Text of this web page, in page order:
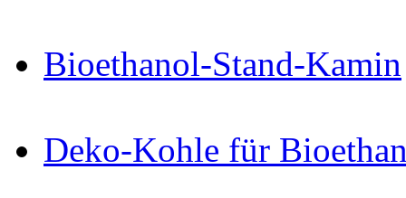
Bioethanol-Stand-Kamin
Deko-Kohle für